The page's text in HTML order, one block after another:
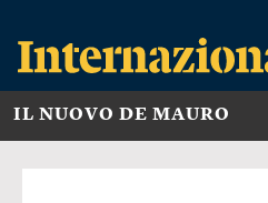
IL NUOVO DE MAURO